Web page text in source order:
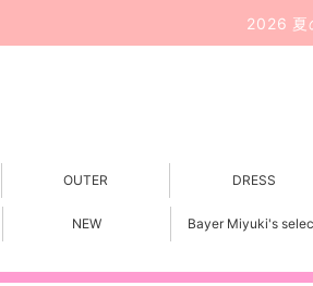
2026 夏
OUTER DRESS
NEW Bayer Miyuki's